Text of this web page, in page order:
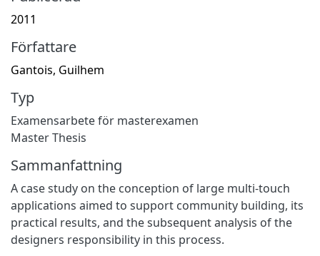
2011
Författare
Gantois, Guilhem
Typ
Examensarbete för masterexamen
Master Thesis
Sammanfattning
A case study on the conception of large multi-touch
applications aimed to support community building, its
practical results, and the subsequent analysis of the
designers responsibility in this process.